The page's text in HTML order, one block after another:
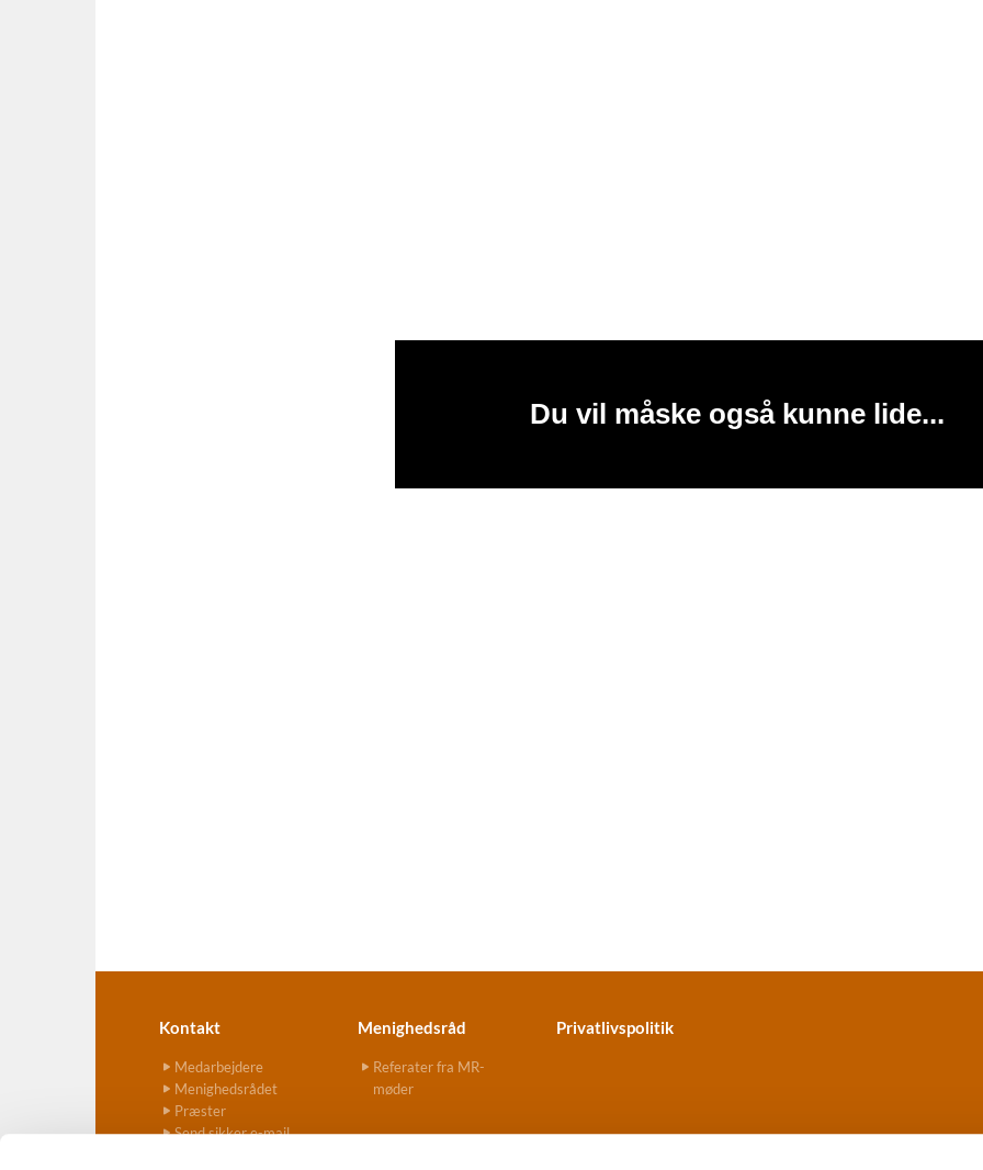
Du vil måske også kunne lide...
Kontakt
Medarbejdere
Menighedsrådet
Præster
Send sikker e-mail
Menighedsråd
Referater fra MR-
møder
Privatlivspolitik